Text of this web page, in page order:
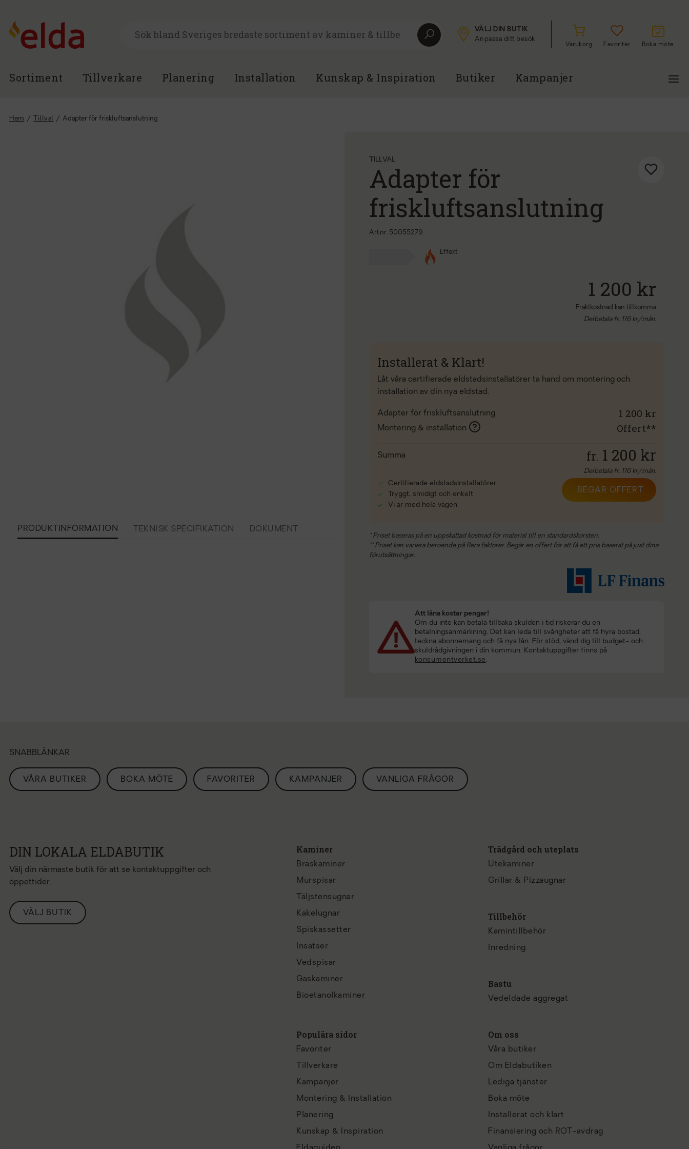
VÄLJ DIN BUTIK
Anpassa ditt besök
Varukorg Favoriter Boka möte
Sortiment Tillverkare Planering Installation Kunskap & Inspiration Butiker Kampanjer
Hem / Tillval / Adapter för friskluftsanslutning
PRODUKTINFORMATION TEKNISK SPECIFIKATION DOKUMENT
TILLVAL
Adapter för
friskluftsanslutning
Art.nr. 50055279
Effekt
1 200 kr
Fraktkostnad kan tillkomma
Delbetala fr. 116kr/mån.
Installerat & Klart!
Låt våra certifierade eldstadsinstallatörer ta hand om montering och
installation av din nya eldstad.
Adapter för friskluftsanslutning 1 200 kr
Montering & installation Offert**
Summa fr. 1 200 kr
Delbetala fr. 116kr/mån.
Certifierade eldstadsinstallatörer
Tryggt, smidigt och enkelt
Vi är med hela vägen
BEGÄR OFFERT
* Priset baseras på en uppskattad kostnad för material till en standardskorsten.
** Priset kan variera beroende på flera faktorer. Begär en offert för att få ett pris baserat på just dina
förutsättningar.
Att låna kostar pengar!
Om du inte kan betala tillbaka skulden i tid riskerar du en
betalningsanmärkning. Det kan leda till svårigheter att få hyra bostad,
teckna abonnemang och få nya lån. För stöd, vänd dig till budget- och
skuldrådgivningen i din kommun. Kontaktuppgifter finns på
konsumentverket.se .
SNABBLÄNKAR
VÅRA BUTIKER BOKA MÖTE FAVORITER KAMPANJER VANLIGA FRÅGOR
DIN LOKALA ELDABUTIK
Välj din närmaste butik för att se kontaktuppgifter och
öppettider.
VÄLJ BUTIK
Kaminer
Braskaminer
Murspisar
Täljstensugnar
Kakelugnar
Spiskassetter
Insatser
Vedspisar
Gaskaminer
Bioetanolkaminer
Trädgård och uteplats
Utekaminer
Grillar & Pizzaugnar
Tillbehör
Kamintillbehör
Inredning
Bastu
Vedeldade aggregat
Populära sidor
Favoriter
Tillverkare
Kampanjer
Montering & Installation
Planering
Kunskap & Inspiration
Om oss
Våra butiker
Om Eldabutiken
Lediga tjänster
Boka möte
Installerat och klart
Finansiering och ROT-avdrag